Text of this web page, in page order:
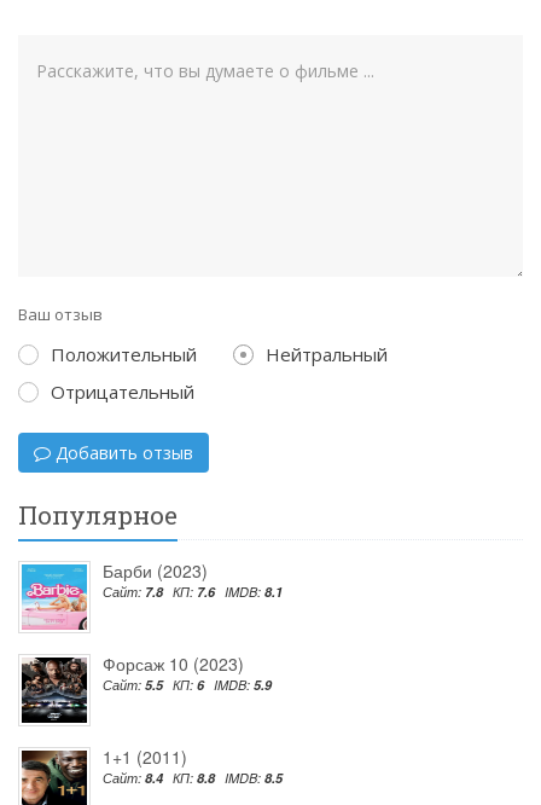
Ваш отзыв
Положительный
Нейтральный
Отрицательный
Добавить отзыв
Популярное
Барби (2023)
Сайт: 7.8 КП: 7.6 IMDB: 8.1
Форсаж 10 (2023)
Сайт: 5.5 КП: 6 IMDB: 5.9
1+1 (2011)
Сайт: 8.4 КП: 8.8 IMDB: 8.5